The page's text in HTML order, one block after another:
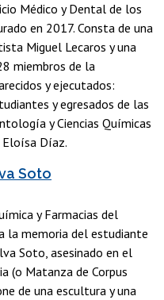
Médico y Dental de los
en 2017. Consta de una
Miguel Lecaros y una
miembros de la
y ejecutados:
y egresados de las
y Ciencias Químicas
Eloísa Díaz.
Soto
y Farmacias del
la memoria del estudiante
Soto, asesinado en el
(o Matanza de Corpus
de una escultura y una